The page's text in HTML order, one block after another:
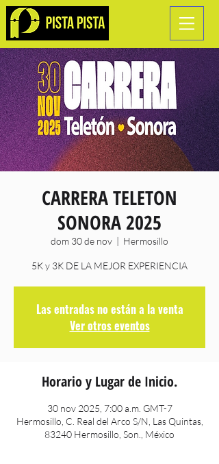
CARRERA TELETON
SONORA 2025
dom 30 de nov
  |
Hermosillo
5K y 3K DE LA MEJOR EXPERIENCIA
Las entradas no están a la venta
Ver otros eventos
Horario y Lugar de Inicio.
30 nov 2025, 7:00 a.m. GMT-7
Hermosillo, C. Real del Arco S/N, Las Quintas,
83240 Hermosillo, Son., México